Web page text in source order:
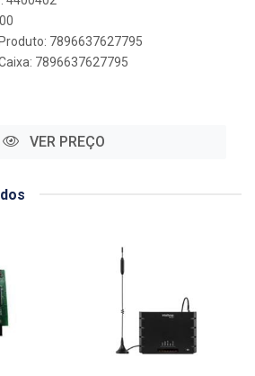
7896637627795
7896637627795
VER PREÇO